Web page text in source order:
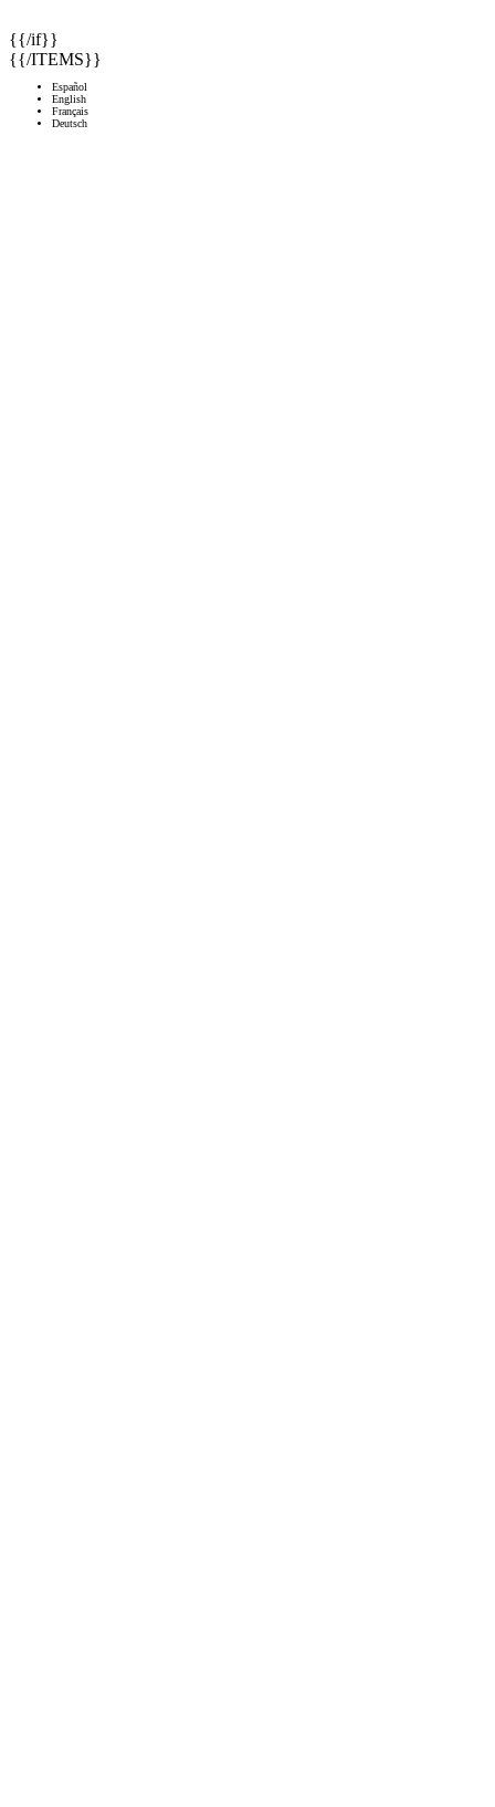
{{/if}}
{{/ITEMS}}
Español
English
Français
Deutsch